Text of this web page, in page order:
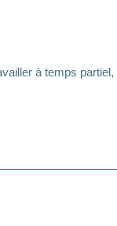
à temps